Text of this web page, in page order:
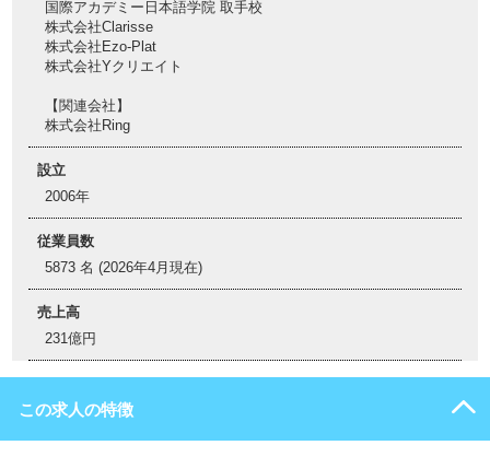
国際アカデミー日本語学院 取手校
株式会社Clarisse
株式会社Ezo-Plat
株式会社Yクリエイト
【関連会社】
株式会社Ring
設立
2006年
従業員数
5873 名 (2026年4月現在)
売上高
231億円
この求人の特徴